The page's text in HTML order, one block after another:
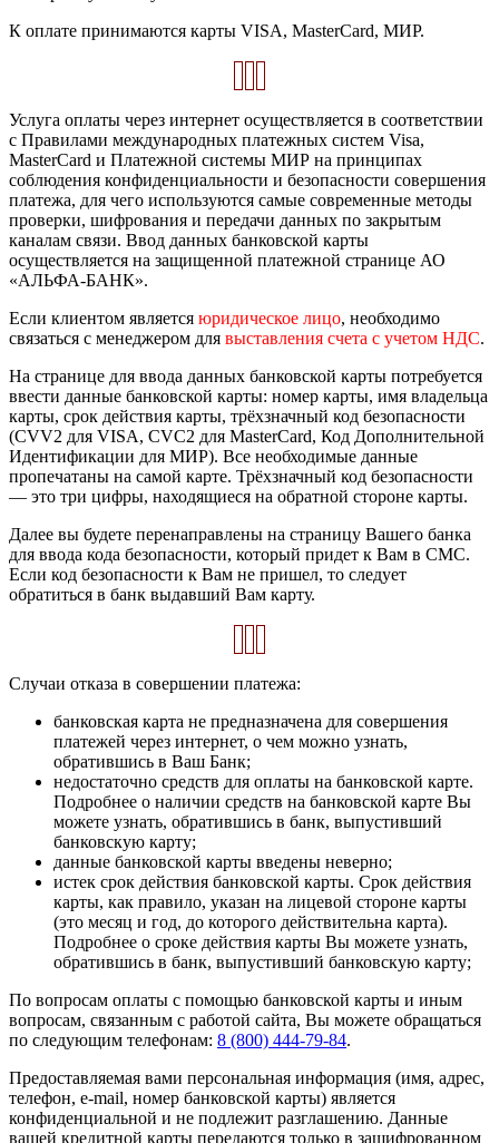
К оплате принимаются карты VISA, MasterCard, МИР.
Услуга оплаты через интернет осуществляется в соответствии
с Правилами международных платежных систем Visa,
MasterCard и Платежной системы МИР на принципах
соблюдения конфиденциальности и безопасности совершения
платежа, для чего используются самые современные методы
проверки, шифрования и передачи данных по закрытым
каналам связи. Ввод данных банковской карты
осуществляется на защищенной платежной странице АО
«АЛЬФА-БАНК».
Если клиентом является юридическое лицо, необходимо
связаться с менеджером для выставления счета с учетом НДС.
На странице для ввода данных банковской карты потребуется
ввести данные банковской карты: номер карты, имя владельца
карты, срок действия карты, трёхзначный код безопасности
(CVV2 для VISA, CVC2 для MasterCard, Код Дополнительной
Идентификации для МИР). Все необходимые данные
пропечатаны на самой карте. Трёхзначный код безопасности
— это три цифры, находящиеся на обратной стороне карты.
Далее вы будете перенаправлены на страницу Вашего банка
для ввода кода безопасности, который придет к Вам в СМС.
Если код безопасности к Вам не пришел, то следует
обратиться в банк выдавший Вам карту.
Случаи отказа в совершении платежа:
банковская карта не предназначена для совершения
платежей через интернет, о чем можно узнать,
обратившись в Ваш Банк;
недостаточно средств для оплаты на банковской карте.
Подробнее о наличии средств на банковской карте Вы
можете узнать, обратившись в банк, выпустивший
банковскую карту;
данные банковской карты введены неверно;
истек срок действия банковской карты. Срок действия
карты, как правило, указан на лицевой стороне карты
(это месяц и год, до которого действительна карта).
Подробнее о сроке действия карты Вы можете узнать,
обратившись в банк, выпустивший банковскую карту;
По вопросам оплаты с помощью банковской карты и иным
вопросам, связанным с работой сайта, Вы можете обращаться
по следующим телефонам: 8 (800) 444-79-84.
Предоставляемая вами персональная информация (имя, адрес,
телефон, e-mail, номер банковской карты) является
конфиденциальной и не подлежит разглашению. Данные
вашей кредитной карты передаются только в зашифрованном